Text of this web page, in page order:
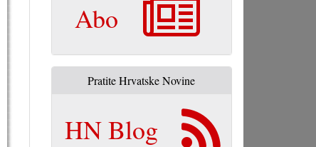
Abo
Pratite Hrvatske Novine
HN Blog